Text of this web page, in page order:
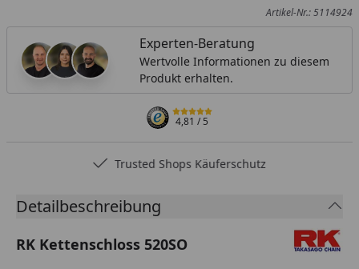
Artikel-Nr.: 5114924
Experten-Beratung
Wertvolle Informationen zu diesem
Produkt erhalten.
4,81/ 5
Trusted Shops Käuferschutz
Detailbeschreibung
RK Kettenschloss 520SO